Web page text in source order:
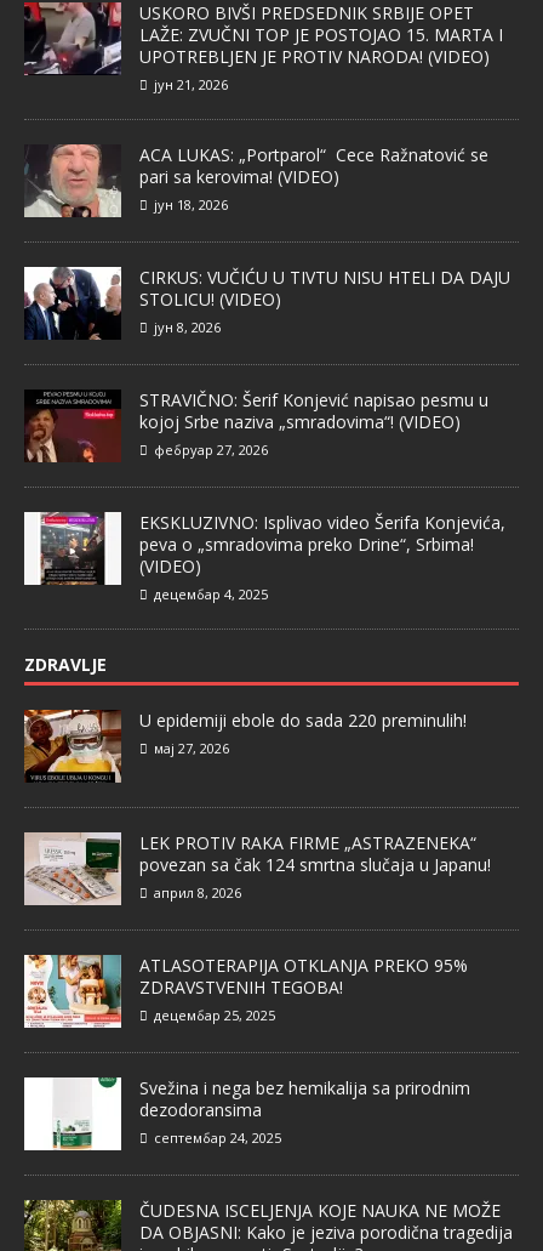
USKORO BIVŠI PREDSEDNIK SRBIJE OPET
LAŽE: ZVUČNI TOP JE POSTOJAO 15. MARTA I
UPOTREBLJEN JE PROTIV NARODA! (VIDEO)
јун 21, 2026
ACA LUKAS: „Portparol“ Cece Ražnatović se
pari sa kerovima! (VIDEO)
јун 18, 2026
CIRKUS: VUČIĆU U TIVTU NISU HTELI DA DAJU
STOLICU! (VIDEO)
јун 8, 2026
STRAVIČNO: Šerif Konjević napisao pesmu u
kojoj Srbe naziva „smradovima“! (VIDEO)
фебруар 27, 2026
EKSKLUZIVNO: Isplivao video Šerifa Konjevića,
peva o „smradovima preko Drine“, Srbima!
(VIDEO)
децембар 4, 2025
ZDRAVLJE
U epidemiji ebole do sada 220 preminulih!
мај 27, 2026
LEK PROTIV RAKA FIRME „ASTRAZENEKA“
povezan sa čak 124 smrtna slučaja u Japanu!
април 8, 2026
ATLASOTERAPIJA OTKLANJA PREKO 95%
ZDRAVSTVENIH TEGOBA!
децембар 25, 2025
Svežina i nega bez hemikalija sa prirodnim
dezodoransima
септембар 24, 2025
ČUDESNA ISCELJENJA KOJE NAUKA NE MOŽE
DA OBJASNI: Kako je jeziva porodična tragedija